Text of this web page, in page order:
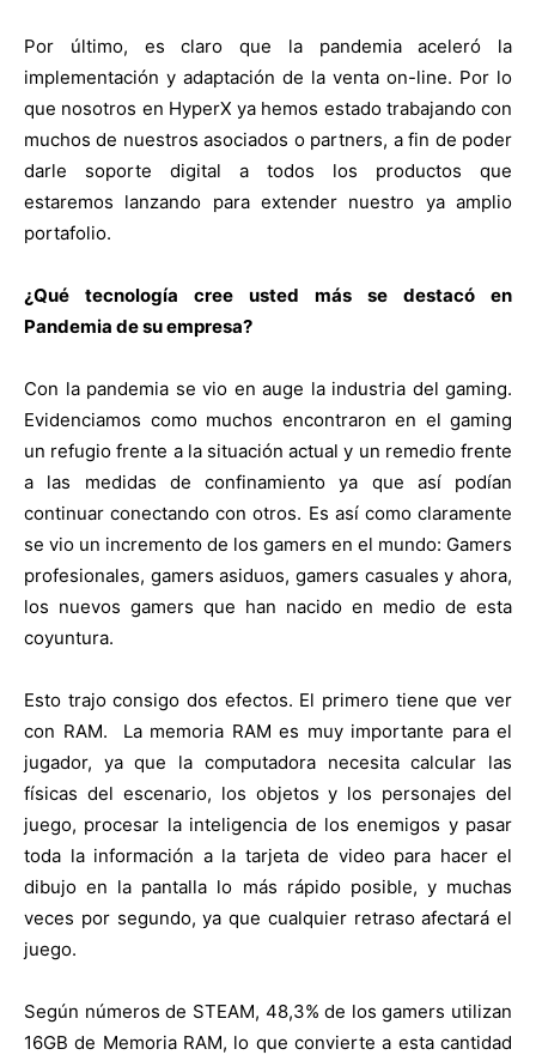
Por último, es claro que la pandemia aceleró la
implementación y adaptación de la venta on-line. Por lo
que nosotros en HyperX ya hemos estado trabajando con
muchos de nuestros asociados o partners, a fin de poder
darle soporte digital a todos los productos que
estaremos lanzando para extender nuestro ya amplio
portafolio.
¿Qué tecnología cree usted más se destacó en
Pandemia de su empresa?
Con la pandemia se vio en auge la industria del gaming.
Evidenciamos como muchos encontraron en el gaming
un refugio frente a la situación actual y un remedio frente
a las medidas de confinamiento ya que así podían
continuar conectando con otros. Es así como claramente
se vio un incremento de los gamers en el mundo: Gamers
profesionales, gamers asiduos, gamers casuales y ahora,
los nuevos gamers que han nacido en medio de esta
coyuntura.
Esto trajo consigo dos efectos. El primero tiene que ver
con RAM. La memoria RAM es muy importante para el
jugador, ya que la computadora necesita calcular las
físicas del escenario, los objetos y los personajes del
juego, procesar la inteligencia de los enemigos y pasar
toda la información a la tarjeta de video para hacer el
dibujo en la pantalla lo más rápido posible, y muchas
veces por segundo, ya que cualquier retraso afectará el
juego.
Según números de STEAM, 48,3% de los gamers utilizan
16GB de Memoria RAM, lo que convierte a esta cantidad